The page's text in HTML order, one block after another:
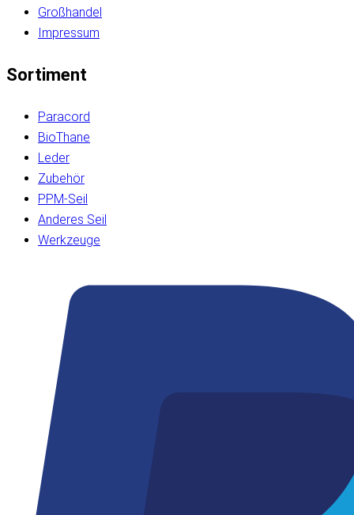
Großhandel
Impressum
Sortiment
Paracord
BioThane
Leder
Zubehör
PPM-Seil
Anderes Seil
Werkzeuge